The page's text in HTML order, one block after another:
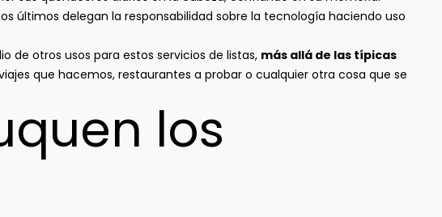
últimos delegan la responsabilidad sobre la tecnología haciendo uso
de otros usos para estos servicios de listas, más allá de las típicas
que hacemos, restaurantes a probar o cualquier otra cosa que se
los